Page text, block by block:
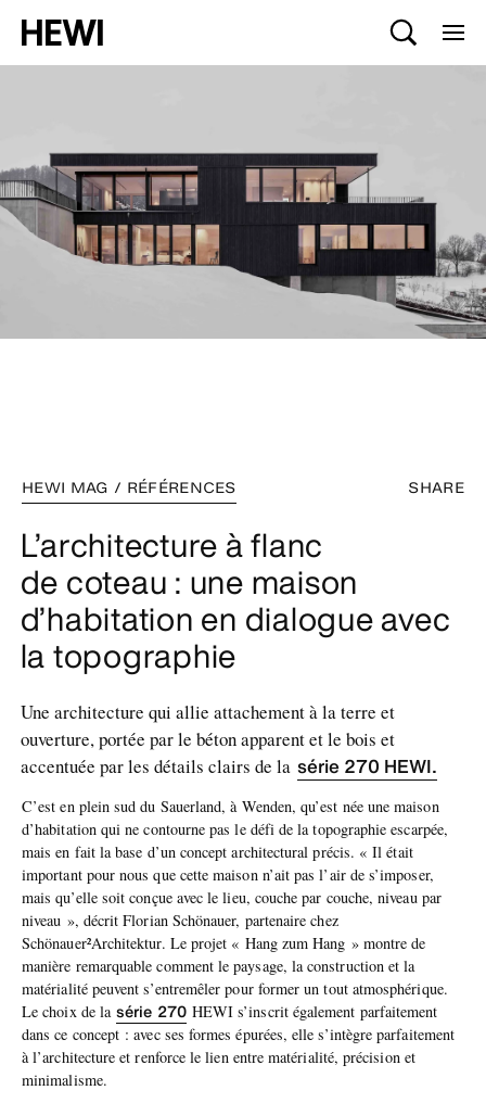
SHARE
HEWI MAG / RÉFÉRENCES
L’architecture à flanc
de coteau : une maison
d’habitation en dialogue avec
la topographie
Une architecture qui allie attachement à la terre et
ouverture, portée par le béton apparent et le bois et
accentuée par les détails clairs de lasérie 270 HEWI.
C’est en plein sud du Sauerland, à Wenden, qu’est née une maison
d’habitation qui ne contourne pas le défi de la topographie escarpée,
mais en fait la base d’un concept architectural précis. « Il était
important pour nous que cette maison n’ait pas l’air de s’imposer,
mais qu’elle soit conçue avec le lieu, couche par couche, niveau par
niveau », décrit Florian Schönauer, partenaire chez
Schönauer²Architektur. Le projet « Hang zum Hang » montre de
manière remarquable comment le paysage, la construction et la
matérialité peuvent s’entremêler pour former un tout atmosphérique.
Le choix de lasérie 270HEWI s’inscrit également parfaitement
dans ce concept : avec ses formes épurées, elle s’intègre parfaitement
à l’architecture et renforce le lien entre matérialité, précision et
minimalisme.